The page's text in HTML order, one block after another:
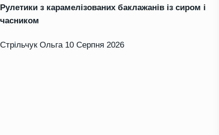
Рулетики з карамелізованих баклажанів із сиром і
часником
Стрільчук Ольга 10 Серпня 2026